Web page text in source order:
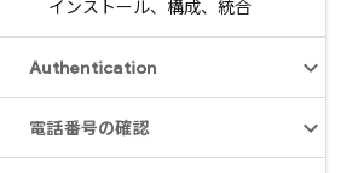
インストール、構成、統合
Authentication
電話番号の確認